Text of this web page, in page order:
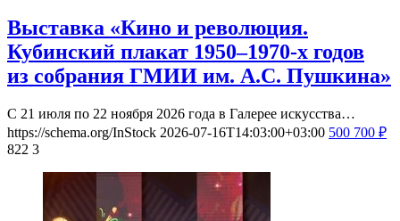
Выставка «Кино и революция.
Кубинский плакат 1950–1970-х годов
из собрания ГМИИ им. А.С. Пушкина»
С 21 июля по 22 ноября 2026 года в Галерее искусства…
https://schema.org/InStock 2026-07-16T14:03:00+03:00 500 700 ₽
822 3